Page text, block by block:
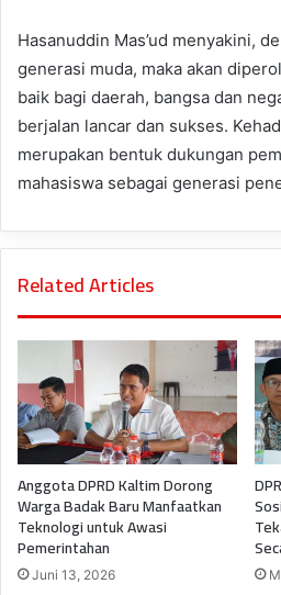
Hasanuddin Mas’ud menyakini,
generasi muda, maka akan
baik bagi daerah, bangsa dan
berjalan lancar dan sukses.
merupakan bentuk dukungan
mahasiswa sebagai generasi
Related Articles
Anggota DPRD Kaltim Dorong
Warga Badak Baru Manfaatkan
Teknologi untuk Awasi
Pemerintahan
Juni 13, 2026